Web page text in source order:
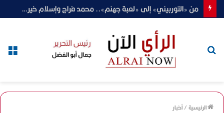
من «التوربيني» إلى «لعبة جهنم».. محمد فراج وإسلام خيري أمام أخطر ملفات «القصة الكاملة»
الرئيسية/أخبار